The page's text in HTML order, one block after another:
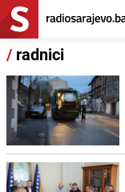
/ radnici